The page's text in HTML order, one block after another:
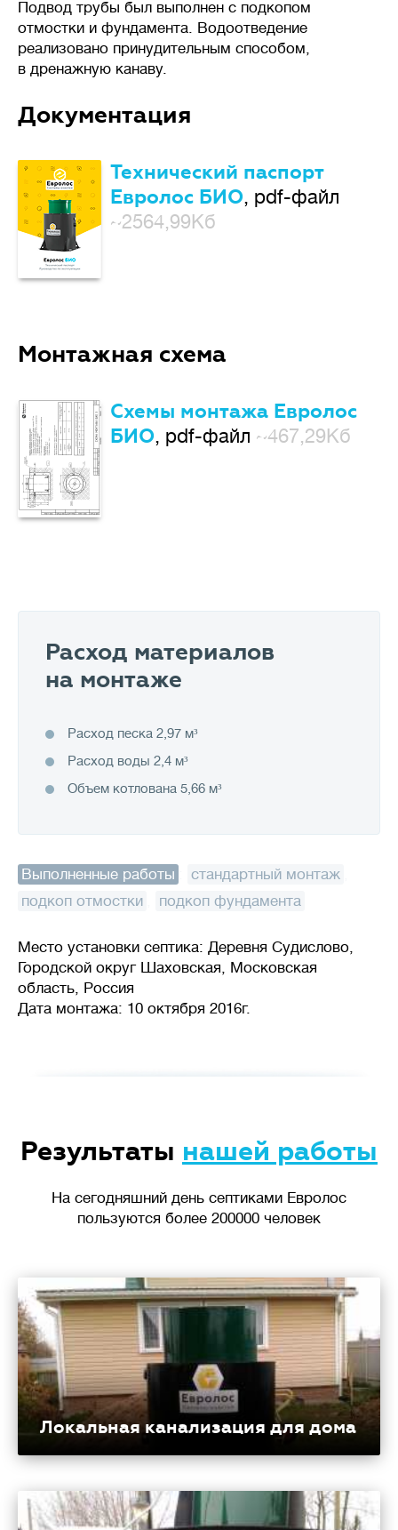
Подвод трубы был выполнен с подкопом
отмостки и фундамента. Водоотведение
реализовано принудительным способом,
в дренажную канаву.
Документация
Технический паспорт
Евролос БИО, pdf-файл
~2564,99Кб
Монтажная схема
Схемы монтажа Евролос
БИО, pdf-файл ~467,29Кб
Расход материалов
на монтаже
Расход песка 2,97 м³
Расход воды 2,4 м³
Объем котлована 5,66 м³
Выполненные работы стандартный монтаж
подкоп отмостки
подкоп фундамента
Место установки септика: Деревня Судислово,
Городской округ Шаховская, Московская
область, Россия
Дата монтажа: 10 октября 2016г.
Результаты нашей работы
На сегодняшний день септиками Евролос
пользуются более 200000 человек
Локальная канализация для дома